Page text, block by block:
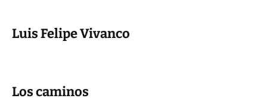
Luis Felipe Vivanco
Los caminos